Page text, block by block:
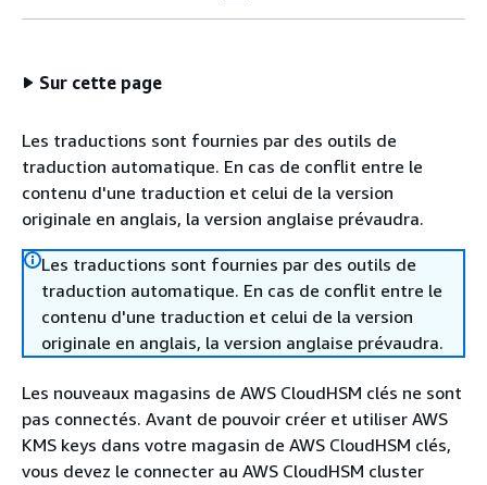
Sur cette page
Les traductions sont fournies par des outils de
traduction automatique. En cas de conflit entre le
contenu d'une traduction et celui de la version
originale en anglais, la version anglaise prévaudra.
Les traductions sont fournies par des outils de
traduction automatique. En cas de conflit entre le
contenu d'une traduction et celui de la version
originale en anglais, la version anglaise prévaudra.
Les nouveaux magasins de AWS CloudHSM clés ne sont
pas connectés. Avant de pouvoir créer et utiliser AWS
KMS keys dans votre magasin de AWS CloudHSM clés,
vous devez le connecter au AWS CloudHSM cluster